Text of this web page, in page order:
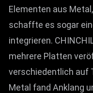
Elementen aus
schaffte es sogar
integrieren.
mehrere Platten
verschiedentlich auf
Metal fand Anklang